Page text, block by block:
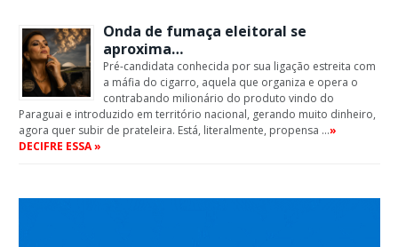
Onda de fumaça eleitoral se
aproxima…
Pré-candidata conhecida por sua ligação estreita com
a máfia do cigarro, aquela que organiza e opera o
contrabando milionário do produto vindo do
Paraguai e introduzido em território nacional, gerando muito dinheiro,
agora quer subir de prateleira. Está, literalmente, propensa …»
DECIFRE ESSA »